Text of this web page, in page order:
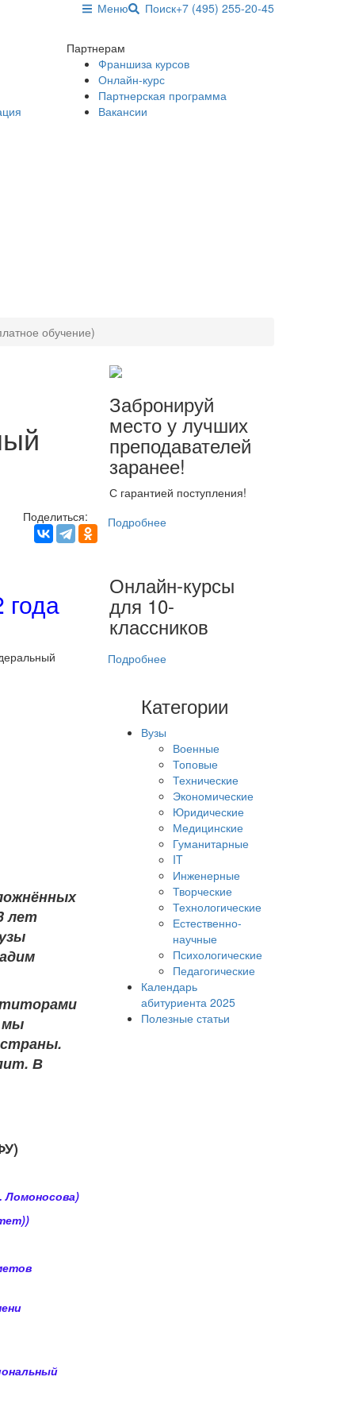
+7 (495) 255-20-45
Поиск
Меню
Партнерам
Франшиза курсов
Онлайн-курс
Партнерская программа
Вакансии
обучение)
Поделиться:
лет
мы
В
Ломоносова)
Забронируй
место у лучших
преподавателей
заранее!
С гарантией поступления!
Подробнее
Онлайн-курсы
для 10-
классников
Подробнее
Категории
Вузы
Военные
Топовые
Технические
Экономические
Юридические
Медицинские
Гуманитарные
IT
Инженерные
Творческие
Технологические
Естественно-
научные
Психологические
Педагогические
Календарь
абитуриента 2025
Полезные статьи